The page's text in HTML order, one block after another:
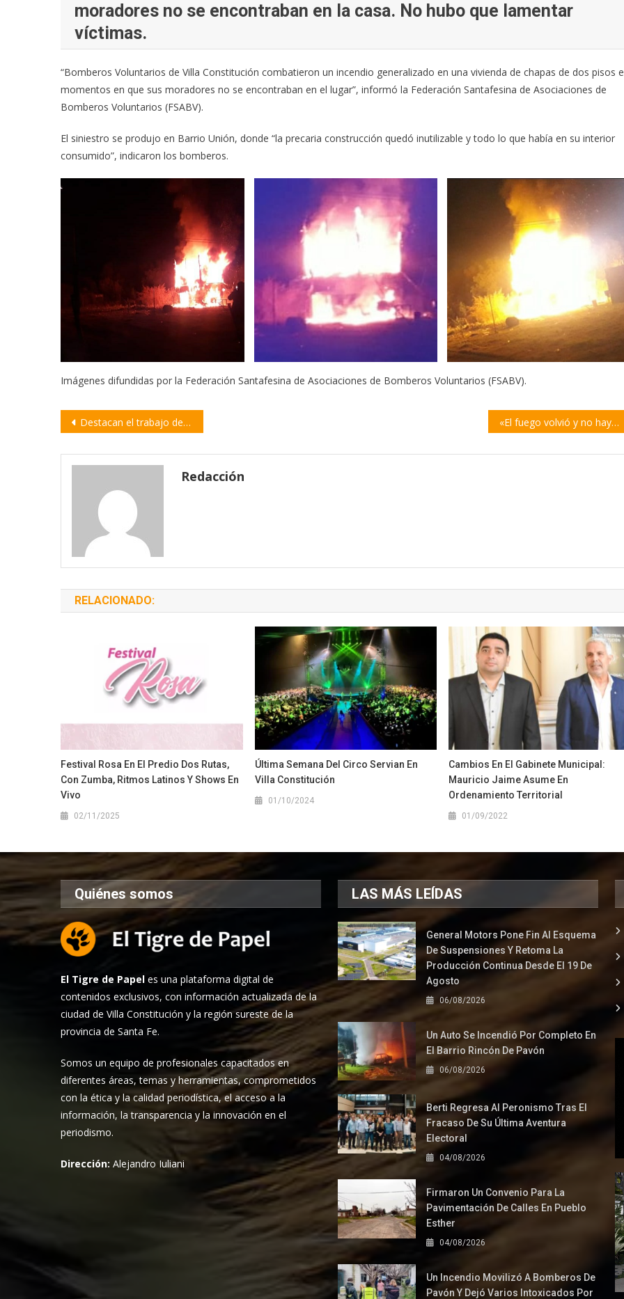
moradores no se encontraban en la casa. No hubo que lamentar
víctimas.
“Bomberos Voluntarios de Villa Constitución combatieron un incendio generalizado en una vivienda de chapas de dos pisos
momentos en que sus moradores no se encontraban en el lugar”, informó la Federación Santafesina de Asociaciones de
Bomberos Voluntarios (FSABV).
El siniestro se produjo en Barrio Unión, donde “la precaria construcción quedó inutilizable y todo lo que había en su interior
consumido”, indicaron los bomberos.
Imágenes difundidas por la Federación Santafesina de Asociaciones de Bomberos Voluntarios (FSABV).
Navegación
entradas
Destacan el trabajo del personal de la Sucursal Villa Constitución de la EPE «El fuego volvió y no hay faros de conservación»
Redacción
RELACIONADO:
Festival Rosa En El Predio Dos Rutas,
Con Zumba, Ritmos Latinos Y Shows En
Vivo
02/11/2025
Última Semana Del Circo Servian En
Villa Constitución
01/10/2024
Cambios En El Gabinete Municipal:
Mauricio Jaime Asume En
Ordenamiento Territorial
01/09/2022
Quiénes somos
El Tigre de Papel es una plataforma digital de
contenidos exclusivos, con información actualizada de la
ciudad de Villa Constitución y la región sureste de la
provincia de Santa Fe.
Somos un equipo de profesionales capacitados en
diferentes áreas, temas y herramientas, comprometidos
con la ética y la calidad periodística, el acceso a la
información, la transparencia y la innovación en el
periodismo.
Dirección:Alejandro Iuliani
LAS MÁS LEÍDAS
General Motors Pone Fin Al Esquema
De Suspensiones Y Retoma La
Producción Continua Desde El 19 De
Agosto
06/08/2026
Un Auto Se Incendió Por Completo En
El Barrio Rincón De Pavón
06/08/2026
Berti Regresa Al Peronismo Tras El
Fracaso De Su Última Aventura
Electoral
04/08/2026
Firmaron Un Convenio Para La
Pavimentación De Calles En Pueblo
Esther
04/08/2026
Un Incendio Movilizó A Bomberos De
Pavón Y Dejó Varios Intoxicados Por